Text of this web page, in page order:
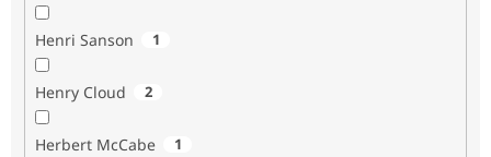
Henri Sanson 1
Henry Cloud 2
Herbert McCabe 1